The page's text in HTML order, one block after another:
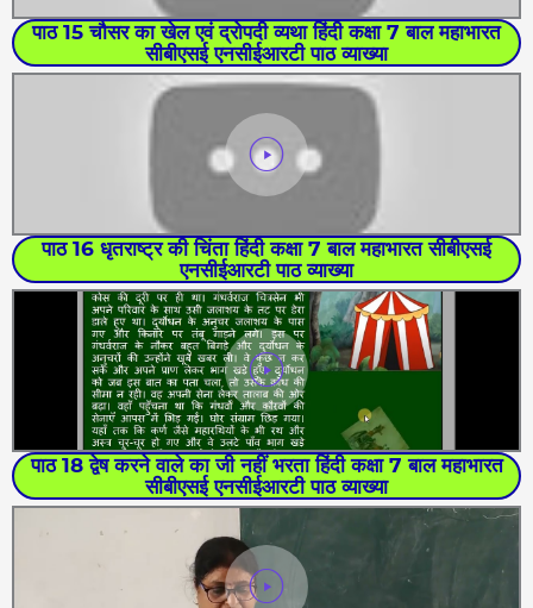
पाठ 15 चौसर का खेल एवं द्रोपदी व्यथा हिंदी कक्षा 7 बाल महाभारत
सीबीएसई एनसीईआरटी पाठ व्याख्या
पाठ 16 धृतराष्ट्र की चिंता हिंदी कक्षा 7 बाल महाभारत सीबीएसई
एनसीईआरटी पाठ व्याख्या
पाठ 18 द्वेष करने वाले का जी नहीं भरता हिंदी कक्षा 7 बाल महाभारत
सीबीएसई एनसीईआरटी पाठ व्याख्या